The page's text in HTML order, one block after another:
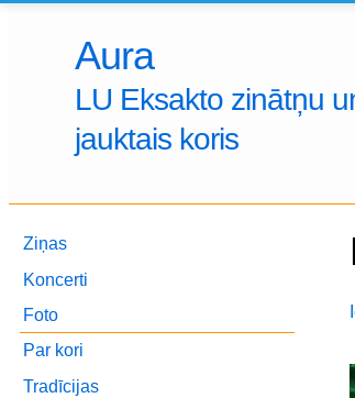
Aura
LU Eksakto zinātņu
jauktais koris
Ziņas
Koncerti
Foto
Par kori
Tradīcijas